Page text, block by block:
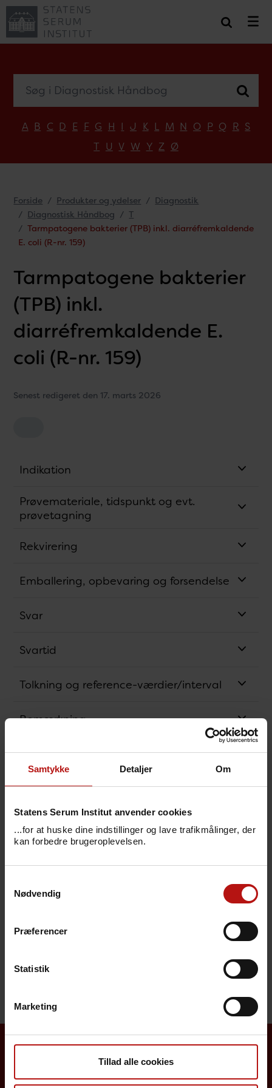
Samtykke Detaljer Om
Statens Serum Institut anvender cookies
...for at huske dine indstillinger og lave trafikmålinger, der
kan forbedre brugeroplevelsen.
Nødvendig
Præferencer
Statistik
Marketing
Tillad alle cookies
A B C D E F G H I J K L M N O P Q R S
T U V W Y Z Ø
Forside Produkter og ydelser
Diagnostik
Diagnostisk Håndbog
T
Tarmpatogene bakterier (TPB) inkl. diarréfremkaldende
E. coli (R-nr. 159)
Tarmpatogene bakterier
(TPB) inkl.
diarréfremkaldende E.
coli (R-nr. 159)
Senest redigeret den 17. marts 2026
Indikation
Prøvemateriale, tidspunkt og evt.
prøvetagning
Rekvirering
Emballering, opbevaring og forsendelse
Svar
Svartid
Tolkning og reference-værdier/interval
Bemærkning
Analysens princip
Akkreditering
Bestillingskode
Pris
Sygdomsbeskrivelser
Henvendelse